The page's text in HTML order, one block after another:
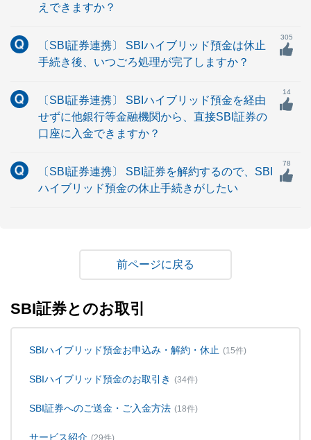
えできますか？
〔SBI証券連携〕 SBIハイブリッド預金は休止
手続き後、いつごろ処理が完了しますか？
305
〔SBI証券連携〕 SBIハイブリッド預金を経由
せずに他銀行等金融機関から、直接SBI証券の
口座に入金できますか？
14
〔SBI証券連携〕 SBI証券を解約するので、SBI
ハイブリッド預金の休止手続きがしたい
78
戻る
SBI証券とのお取引
SBIハイブリッド預金お申込み・解約・休止 (15件)
SBIハイブリッド預金のお取引き (34件)
SBI証券へのご送金・ご入金方法 (18件)
サービス紹介 (29件)